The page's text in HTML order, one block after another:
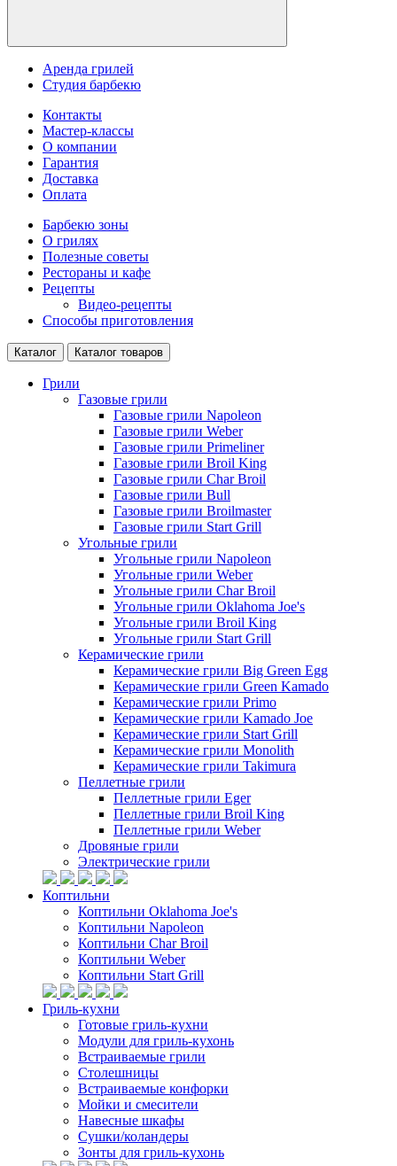
Аренда грилей
Студия барбекю
Контакты
Мастер-классы
О компании
Гарантия
Доставка
Оплата
Барбекю зоны
О грилях
Полезные советы
Рестораны и кафе
Рецепты
Видео-рецепты
Способы приготовления
Каталог Каталог товаров
Грили
Газовые грили
Газовые грили Napoleon
Газовые грили Weber
Газовые грили Primeliner
Газовые грили Broil King
Газовые грили Char Broil
Газовые грили Bull
Газовые грили Broilmaster
Газовые грили Start Grill
Угольные грили
Угольные грили Napoleon
Угольные грили Weber
Угольные грили Char Broil
Угольные грили Oklahoma Joe's
Угольные грили Broil King
Угольные грили Start Grill
Керамические грили
Керамические грили Big Green Egg
Керамические грили Green Kamado
Керамические грили Primo
Керамические грили Kamado Joe
Керамические грили Start Grill
Керамические грили Monolith
Керамические грили Takimura
Пеллетные грили
Пеллетные грили Eger
Пеллетные грили Broil King
Пеллетные грили Weber
Дровяные грили
Электрические грили
Коптильни
Коптильни Oklahoma Joe's
Коптильни Napoleon
Коптильни Char Broil
Коптильни Weber
Коптильни Start Grill
Гриль-кухни
Готовые гриль-кухни
Модули для гриль-кухонь
Встраиваемые грили
Столешницы
Встраиваемые конфорки
Мойки и смесители
Навесные шкафы
Сушки/коландеры
Зонты для гриль-кухонь